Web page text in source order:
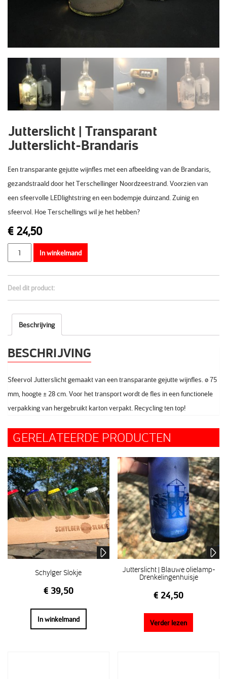
Jutterslicht | Transparant
Jutterslicht-Brandaris
Een transparante gejutte wijnfles met een afbeelding van de Brandaris,
gezandstraald door het Terschellinger Noordzeestrand. Voorzien van
een sfeervolle LEDlightstring en een bodempje duinzand. Zuinig en
sfeervol. Hoe Terschellings wil je het hebben?
€ 24,50
Aantal In winkelmand
Deel dit product:
Beschrijving
BESCHRIJVING
Sfeervol Jutterslicht gemaakt van een transparante gejutte wijnfles. ø 75
mm, hoogte ± 28 cm. Voor het transport wordt de fles in een functionele
verpakking van hergebruikt karton verpakt. Recycling ten top!
GERELATEERDE PRODUCTEN
Schylger Slokje
€ 39,50
In winkelmand
Jutterslicht | Blauwe olielamp-
Drenkelingenhuisje
€ 24,50
Verder lezen